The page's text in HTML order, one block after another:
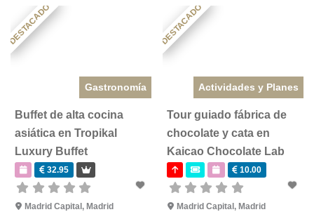
DESTACADO
Gastronomía
Buffet de alta cocina
asiática en Tropikal
Luxury Buffet
32.95
Madrid Capital, Madrid
DESTACADO
Actividades y Planes
Tour guiado fábrica de
chocolate y cata en
Kaicao Chocolate Lab
10.00
Madrid Capital, Madrid